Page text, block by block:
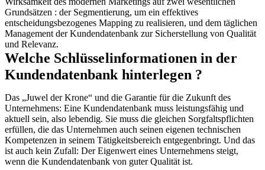
Grundsätzen : der Segmentierung, um ein effektives
entscheidungsbezogenes Mapping zu realisieren, und dem täglichen
Management der Kundendatenbank zur Sicherstellung von Qualität
und Relevanz.
Welche Schlüsselinformationen in der
Kundendatenbank hinterlegen ?
Das „Juwel der Krone“ und die Garantie für die Zukunft des
Unternehmens: Eine Kundendatenbank muss leistungsfähig und
aktuell sein, also lebendig. Sie muss die gleichen Sorgfaltspflichten
erfüllen, die das Unternehmen auch seinen eigenen technischen
Kompetenzen in seinem Tätigkeitsbereich entgegenbringt. Und das
ist auch kein Zufall: Der Eigenwert eines Unternehmens steigt,
wenn die Kundendatenbank von guter Qualität ist.